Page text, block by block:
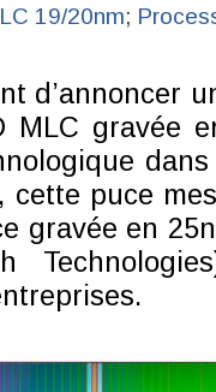
19/20nm;
d’annoncer
MLC gravée
puce
gravée en